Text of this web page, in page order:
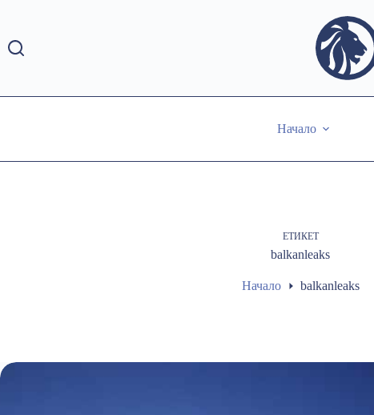
Начало
ЕТИКЕТ
balkanleaks
Начало balkanleaks